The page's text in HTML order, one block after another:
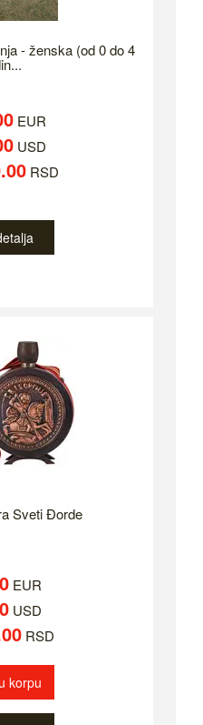
- ženska (od 0 do 4
EUR
USD
RSD
Sveti Đorde
EUR
USD
RSD
korpu